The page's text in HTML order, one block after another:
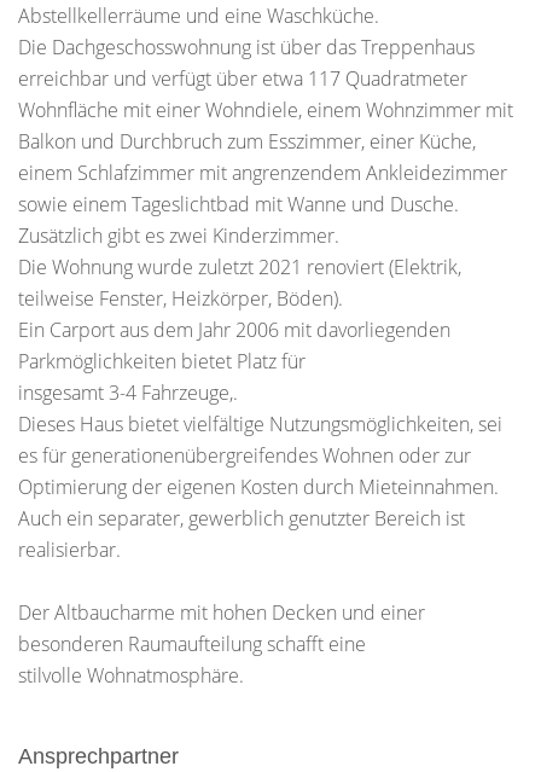
Abstellkellerräume und eine Waschküche.
Die Dachgeschosswohnung ist über das Treppenhaus
erreichbar und verfügt über etwa 117 Quadratmeter
Wohnfläche mit einer Wohndiele, einem Wohnzimmer mit
Balkon und Durchbruch zum Esszimmer, einer Küche,
einem Schlafzimmer mit angrenzendem Ankleidezimmer
sowie einem Tageslichtbad mit Wanne und Dusche.
Zusätzlich gibt es zwei Kinderzimmer.
Die Wohnung wurde zuletzt 2021 renoviert (Elektrik,
teilweise Fenster, Heizkörper, Böden).
Ein Carport aus dem Jahr 2006 mit davorliegenden
Parkmöglichkeiten bietet Platz für
insgesamt 3-4 Fahrzeuge,.
Dieses Haus bietet vielfältige Nutzungsmöglichkeiten, sei
es für generationenübergreifendes Wohnen oder zur
Optimierung der eigenen Kosten durch Mieteinnahmen.
Auch ein separater, gewerblich genutzter Bereich ist
realisierbar.
Der Altbaucharme mit hohen Decken und einer
besonderen Raumaufteilung schafft eine
stilvolle Wohnatmosphäre.
Ansprechpartner